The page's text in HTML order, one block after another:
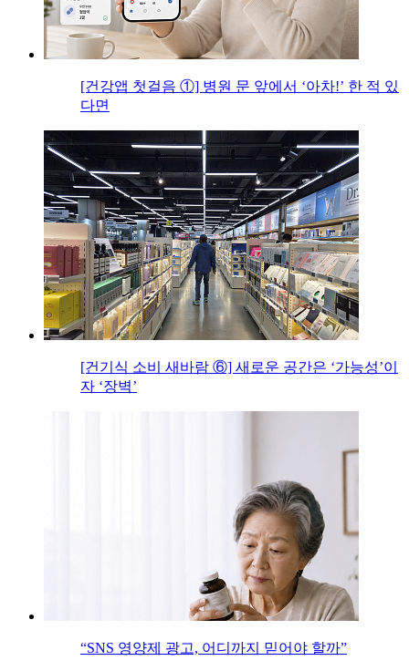
[건강앱 첫걸음 ①] 병원 문 앞에서 ‘아차!’ 한 적 있
다면
[건기식 소비 새바람 ⑥] 새로운 공간은 ‘가능성’이
자 ‘장벽’
“SNS 영양제 광고, 어디까지 믿어야 할까”